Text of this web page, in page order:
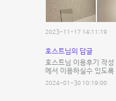
2023-11-17 14:11:19
호스트님의 답글
호스트님 이용후기 작
에서 이용하실수 있도
2024-01-30 10:19:00